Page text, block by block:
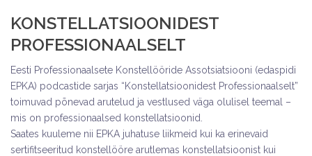
KONSTELLATSIOONIDEST
PROFESSIONAALSELT
Eesti Professionaalsete Konstellööride Assotsiatsiooni (edaspidi
EPKA) podcastide sarjas “Konstellatsioonidest Professionaalselt”
toimuvad põnevad arutelud ja vestlused väga olulisel teemal –
mis on professionaalsed konstellatsioonid.
Saates kuuleme nii EPKA juhatuse liikmeid kui ka erinevaid
sertifitseeritud konstellööre arutlemas konstellatsioonist kui